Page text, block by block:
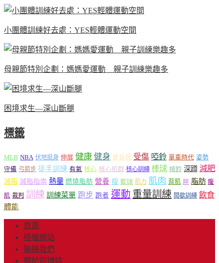
小團體訓練好去處：YES輕體運動空間
母親節特別企劃：媽媽愛運動 親子訓練樂趣多
困境求生—深山斷腿
標籤
MLB NBA 伏地挺身 伸展 健康 健身 健身房 受傷 啞鈴 單車時代 姿勢
守備 弓箭步 徒手訓練 有氧 核心 核心肌群 核心訓練 棒球 槓鈴 深蹲 減肥
減脂 減脂指南 熱量 燃燒脂肪 營養 瘦 籃球 肌力 肌肉 背肌 胖 脂肪 腹
肌 裁判 訓練 訓練菜單 跑步 跑者 運動 重量訓練 間歇訓練 飲食
體能
首頁
授權網站
聯絡我們
關於司博特